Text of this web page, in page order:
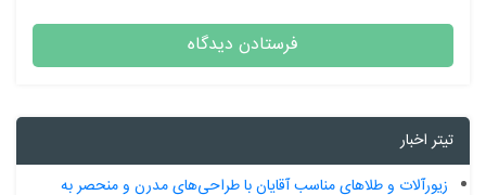
تیتر اخبار
زیورآلات و طلاهای مناسب آقایان با طراحی‌های مدرن و منحصر به